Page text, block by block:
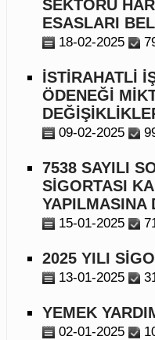
SEKTÖRÜ
ESASLARI
18-02-2025
İSTİRAHATLİ
ÖDENEĞİ
09-02-2025
7538 SAYILI
SİGORTASI
YAPILMASINA
15-01-2025
2025 YILI
13-01-2025
YEMEK
02-01-2025